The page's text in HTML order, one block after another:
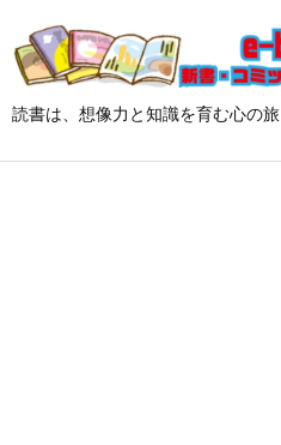
読書は、想像力と知識を育む心の旅